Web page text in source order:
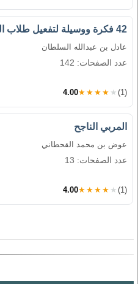
42 فكرة ووسيلة لتفعيل طلاب الحلقات
عادل بن عبدالله السلطان
عدد الصفحات: 142
4.00★★★★★ (1)
المربي الناجح
عوض بن محمد القحطاني
عدد الصفحات: 13
4.00★★★★★ (1)